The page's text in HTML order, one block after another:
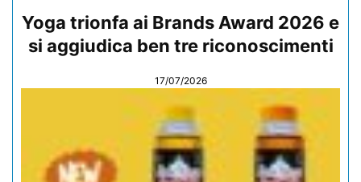
Yoga trionfa ai Brands Award 2026 e
si aggiudica ben tre riconoscimenti
17/07/2026